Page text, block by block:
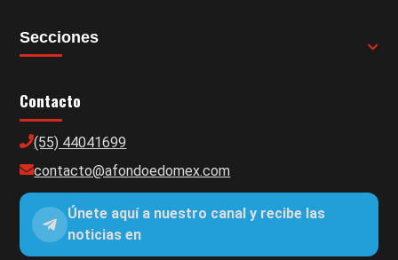
Secciones
Contacto
(55) 44041699
contacto@afondoedomex.com
Únete aquí a nuestro canal y recibe las
noticias en